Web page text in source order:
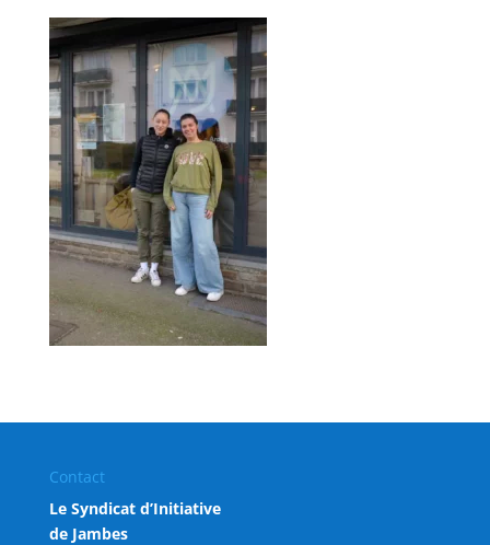
Contact
Le Syndicat d’Initiative
de Jambes